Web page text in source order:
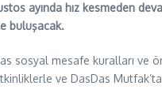
ayında hız kesmeden
buluşacak.
sosyal mesafe kuralları ve
ve DasDas